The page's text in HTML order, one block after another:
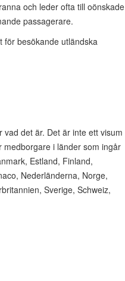
och leder ofta till oönskade
passagerare.
för besökande utländska
vad det är. Det är inte ett visum
medborgare i länder som ingår
Estland, Finland,
Nederländerna, Norge,
Sverige, Schweiz,